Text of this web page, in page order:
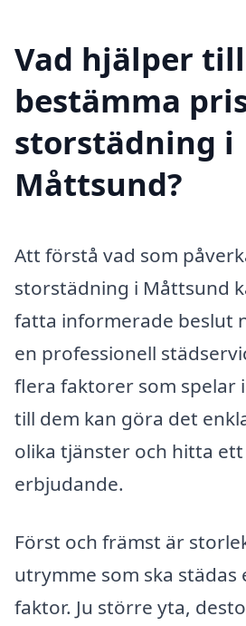
Vad hjälper
bestämma
storstädning i
Måttsund?
Att förstå vad som
storstädning i Måttsund
fatta informerade beslut
en professionell
flera faktorer som spelar
till dem kan göra det
olika tjänster och hitta
erbjudande.
Först och främst är
utrymme som ska städas
faktor. Ju större yta,